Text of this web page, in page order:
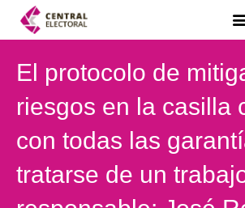
El protocolo de
riesgos en la casilla
con todas las
tratarse de un